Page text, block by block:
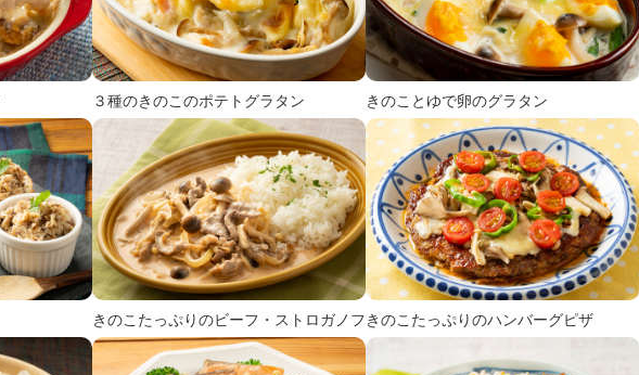
３種のきのこのポテトグラタン きのことゆで卵のグラタン
きのこたっぷりのビーフ・ストロガノフきのこたっぷりのハンバーグピザ